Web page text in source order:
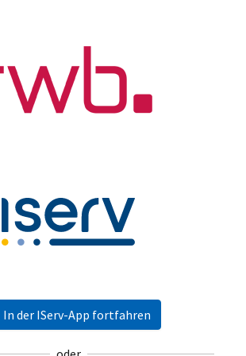
In der IServ-App fortfahren